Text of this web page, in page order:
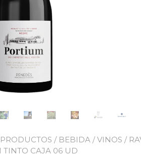
PRODUCTOS / BEBIDA /VINOS /
TINTO CAJA 06 UD